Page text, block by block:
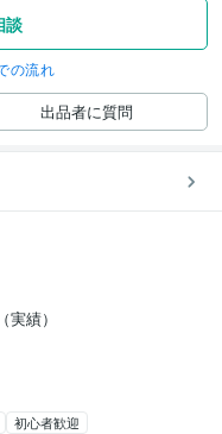
談
の流れ
出品者に質問
績）
初心者歓迎